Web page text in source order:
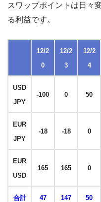
スワップポイントは日々
る利益です。
12/2
0
12/2
3
12/2
4
USD
JPY
-100 0 50
EUR
JPY
-18 -18 0
EUR
USD
165 165 0
合計 47 147 50